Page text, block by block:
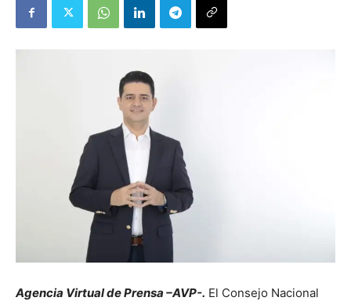
Agencia Virtual de Prensa –AVP-. El Consejo Nacional